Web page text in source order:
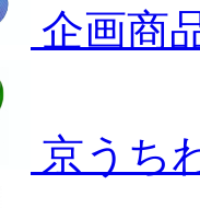
企画商
京うち